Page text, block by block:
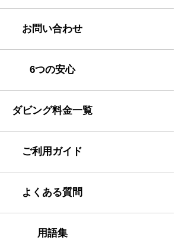
お問い合わせ
6つの安心
ダビング料金一覧
ご利用ガイド
よくある質問
用語集